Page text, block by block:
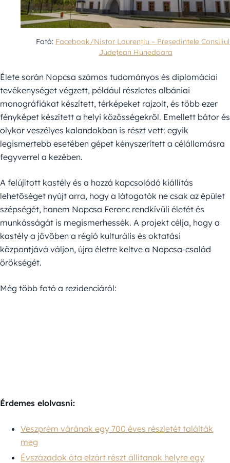
Fotó: Facebook/Nistor Laurențiu – Președintele
Județean Hunedoara
Élete során Nopcsa számos tudományos és diplomáciai
tevékenységet végzett, például részletes albániai
monográfiákat készített, térképeket rajzolt, és több ezer
fényképet készített a helyi közösségekről. Emellett bátor és
olykor veszélyes kalandokban is részt vett: egyik
legismertebb esetében gépet kényszerített a célállomásra
fegyverrel a kezében.
A felújított kastély és a hozzá kapcsolódó kiállítás
lehetőséget nyújt arra, hogy a látogatók ne csak az épület
szépségét, hanem Nopcsa Ferenc rendkívüli életét és
munkásságát is megismerhessék. A projekt célja, hogy a
kastély a jövőben a régió kulturális és oktatási
központjává váljon, újra életre keltve a Nopcsa-család
örökségét.
Még több fotó a rezidenciáról:
Érdemes elolvasni:
Veszprém várának egy 700 éves részletét találták
meg
Évszázadok óta elzárt részt állítanak helyre egy